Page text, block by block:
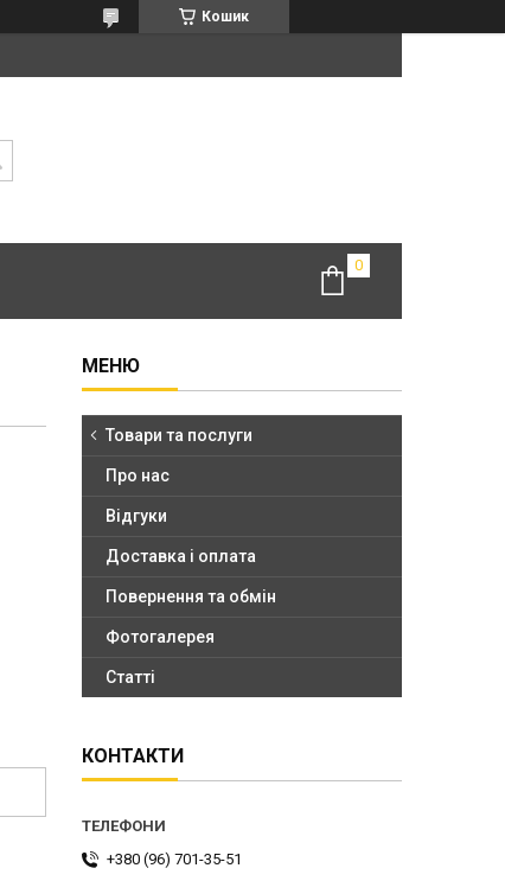
Кошик
Товари та послуги
Про нас
Відгуки
Доставка і оплата
Повернення та обмін
Фотогалерея
Статті
КОНТАКТИ
+380 (96) 701-35-51